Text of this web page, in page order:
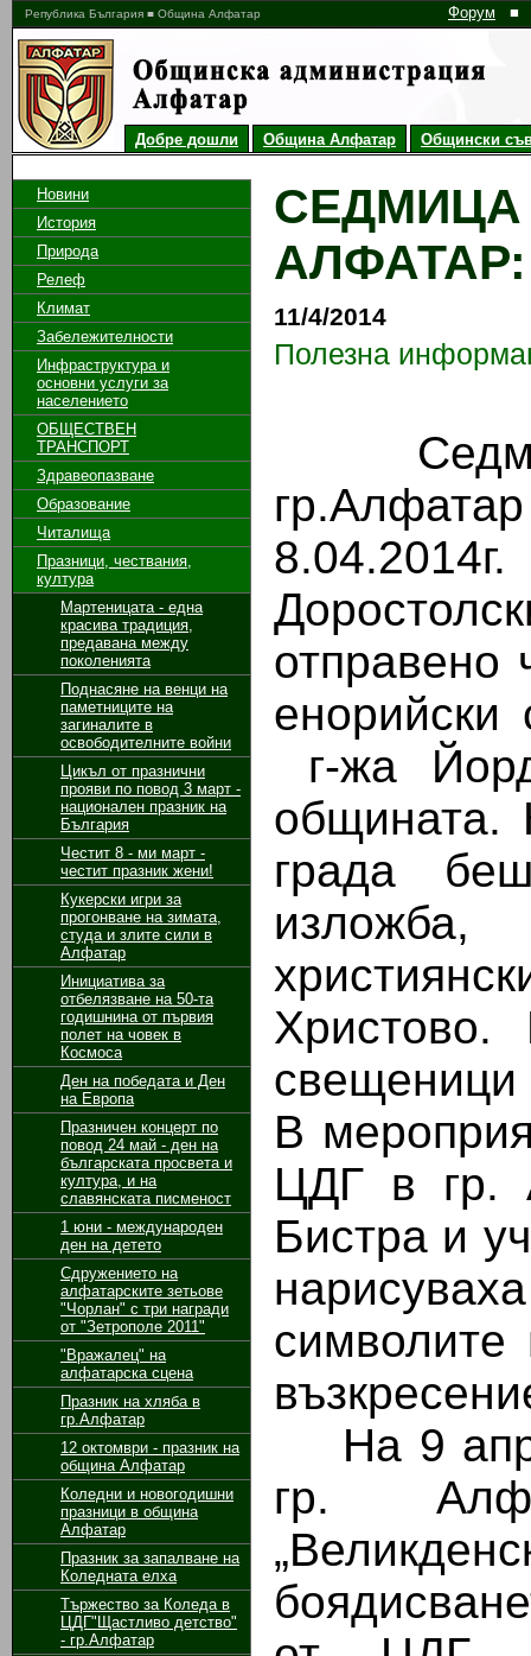
Република България ■ Община Алфатар Форум ■
Добре дошли Община Алфатар Общински
Новини
История
Природа
Релеф
Климат
Забележителности
Инфраструктура и
основни услуги за
населението
ОБЩЕСТВЕН
ТРАНСПОРТ
Здравеопазване
Образование
Читалища
Празници, чествания,
култура
Мартеницата - една
красива традиция,
предавана между
поколенията
Поднасяне на венци на
паметниците на
загиналите в
освободителните войни
Цикъл от празнични
прояви по повод 3 март -
национален празник на
България
Честит 8 - ми март -
честит празник жени!
Кукерски игри за
прогонване на зимата,
студа и злите сили в
Алфатар
Инициатива за
отбелязване на 50-та
годишнина от първия
полет на човек в
Космоса
Ден на победата и Ден
на Европа
Празничен концерт по
повод 24 май - ден на
българската просвета и
култура, и на
славянската писменост
1 юни - международен
ден на детето
Сдружението на
алфатарските зетьове
"Чорлан" с три награди
от "Зетрополе 2011"
"Вражалец" на
алфатарска сцена
Празник на хляба в
гр.Алфатар
12 октомври - празник на
община Алфатар
Коледни и новогодишни
празници в община
Алфатар
Празник за запалване на
Коледната елха
Тържество за Коледа в
ЦДГ"Щастливо детство"
- гр.Алфатар
СЕДМИЦА
АЛФАТАР:
11/4/2014
Полезна
отправено
г-жа
общината.
града
изложба,
Христово.
свещеници
В
ЦДГ в гр.
Бистра и
На 9
гр.